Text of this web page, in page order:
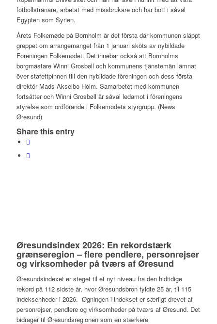
fotbollstränare, arbetat med missbrukare och har bott i såväl
Egypten som Syrien.
Årets Folkemøde på Bornholm är det första där kommunen släppt
greppet om arrangemanget från 1 januari sköts av nybildade
Foreningen Folkemødet. Det innebär också att Bornholms
borgmästare Winni Grosbøll och kommunens tjänstemän lämnat
över stafettpinnen till den nybildade föreningen och dess första
direktör Mads Akselbo Holm. Samarbetet med kommunen
fortsätter och Winni Grosbøll är såväl ledamot i föreningens
styrelse som ordförande i Folkemødets styrgrupp. (News
Øresund)
Share this entry
Øresundsindex 2026: En rekordstærk
grænseregion – flere pendlere, personrejser
og virksomheder på tværs af Øresund
Øresundsindexet er steget til et nyt niveau fra den hidtidige
rekord på 112 sidste år, hvor Øresundsbron fyldte 25 år, til 115
indeksenheder i 2026. Øgningen i indekset er særligt drevet af
personrejser, pendlere og virksomheder på tværs af Øresund. Det
bidrager til Øresundsregionen som en stærkere